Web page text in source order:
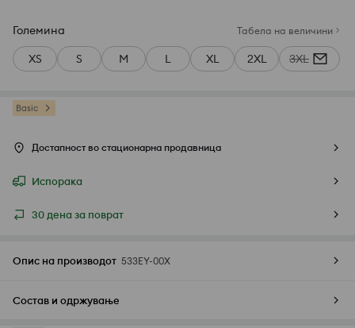
Големина Табела на величини
XS S M L XL 2XL 3XL
Basic
Достапност во стационарна продавница
Испорака
30 дена за поврат
Опис на производот 533EY-00X
Состав и одржување